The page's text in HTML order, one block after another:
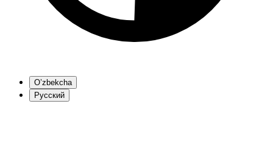
O’zbekcha
Русский